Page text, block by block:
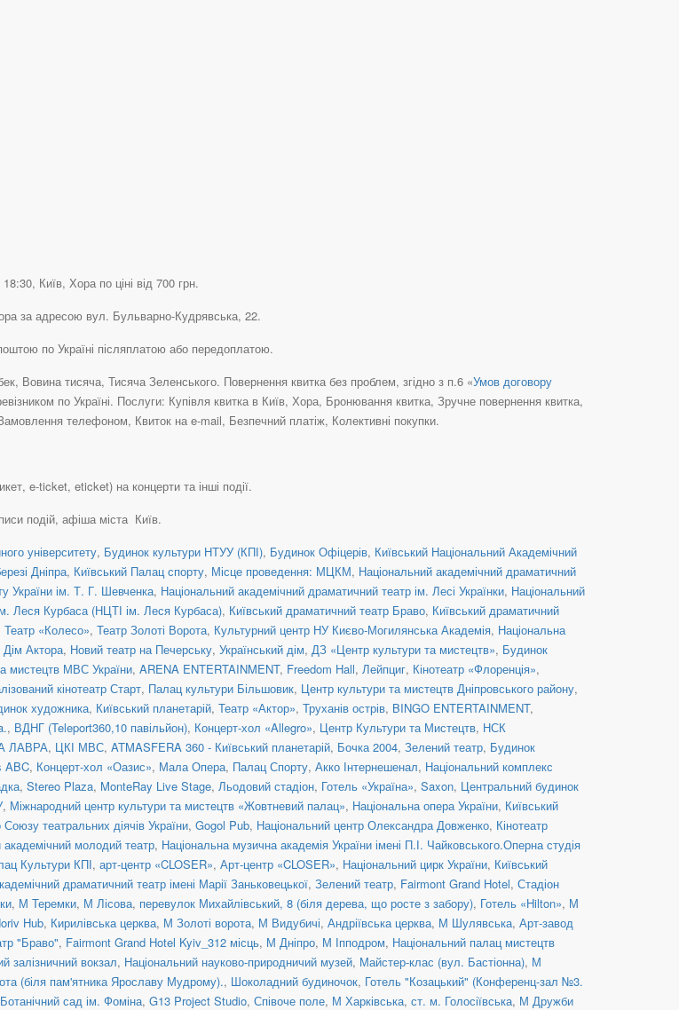
Київ, Хора по ціні від 700 грн.
за адресою вул. Бульварно-Кудрявська, 22.
по Україні післяплатою або передоплатою.
Вовина тисяча, Тисяча Зеленського. Повернення квитка без проблем, згідно з п.6 «Умов договору
по Україні. Послуги: Купівля квитка в Київ, Хора, Бронювання квитка, Зручне повернення квитка,
телефоном, Квиток на e-mail, Безпечний платіж, Колективні покупки.
e-ticket, eticket) на концерти та інші події.
подій, афіша міста Київ.
університету, Будинок культури НТУУ (КПІ), Будинок Офіцерів, Київський Національний Академічний
Дніпра, Київський Палац спорту, Місце проведення: МЦКМ, Національний академічний драматичний
України ім. Т. Г. Шевченка, Національний академічний драматичний театр ім. Лесі Українки, Національний
Леся Курбаса (НЦТІ ім. Леся Курбаса), Київський драматичний театр Браво, Київський драматичний
Театр «Колесо», Театр Золоті Ворота, Культурний центр НУ Києво-Могилянська Академія, Національна
Дім Актора, Новий театр на Печерську, Український дім, ДЗ «Центр культури та мистецтв», Будинок
мистецтв МВС України, ARENA ENTERTAINMENT, Freedom Hall, Лейпциг, Кінотеатр «Флоренція»,
кінотеатр Старт, Палац культури Більшовик, Центр культури та мистецтв Дніпровського району,
художника, Київський планетарій, Театр «Актор», Труханів острів, BINGO ENTERTAINMENT,
, ВДНГ (Teleport360,10 павільйон), Концерт-хол «Allegro», Центр Культури та Мистецтв, НСК
ЛАВРА, ЦКІ МВС, ATMASFERA 360 - Київський планетарій, Бочка 2004, Зелений театр, Будинок
ABC, Концерт-хол «Оазис», Мала Опера, Палац Спорту, Акко Інтернешенал, Національний комплекс
, Stereo Plaza, MonteRay Live Stage, Льодовий стадіон, Готель «Україна», Saxon, Центральний будинок
, Міжнародний центр культури та мистецтв «Жовтневий палац», Національна опера України, Київський
театральних діячів України, Gogol Pub, Національний центр Олександра Довженко, Кінотеатр
академічний молодий театр, Національна музична академія України імені П.І. Чайковського.Оперна студія
Культури КПІ, арт-центр «CLOSER», Арт-центр «CLOSER», Національний цирк України, Київський
драматичний театр імені Марії Заньковецької, Зелений театр, Fairmont Grand Hotel, Стадіон
, М Теремки, М Лісова, перевулок Михайлівський, 8 (біля дерева, що росте з забору), Готель «Hilton», М
Hub, Кирилівська церква, М Золоті ворота, М Видубичі, Андріївська церква, М Шулявська, Арт-завод
"Браво", Fairmont Grand Hotel Kyiv_312 місць, М Дніпро, М Іпподром, Національний палац мистецтв
залізничний вокзал, Національний науково-природничий музей, Майстер-клас (вул. Бастіонна), М
(біля пам'ятника Ярославу Мудрому)., Шоколадний будиночок, Готель "Козацький" (Конференц-зал №3.
Ботанічний сад ім. Фоміна, G13 Project Studio, Співоче поле, М Харківська, ст. м. Голосіївська, М Дружби